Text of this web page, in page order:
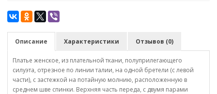
Описание Характеристики Отзывов (0)
Платье женское, из плательной ткани, полуприлегающего
силуэта, отрезное по линии талии, на одной бретели (с левой
части), с застежкой на потайную молнию, расположенную в
среднем шве спинки. Верхняя часть переда, с двумя парами